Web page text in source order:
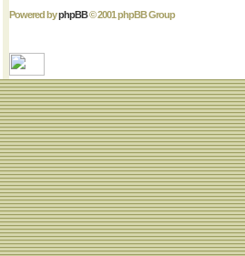
Powered byphpBB© 2001 phpBB Group